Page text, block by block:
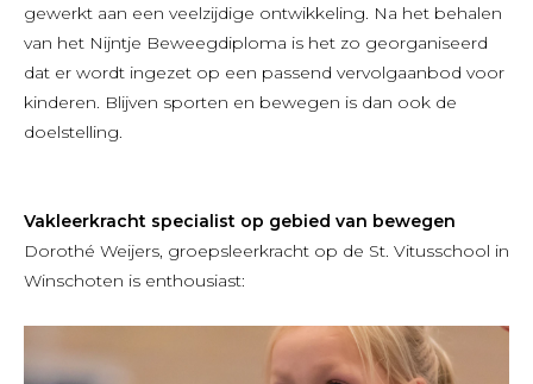
gewerkt aan een veelzijdige ontwikkeling. Na het behalen
van het Nijntje Beweegdiploma is het zo georganiseerd
dat er wordt ingezet op een passend vervolgaanbod voor
kinderen. Blijven sporten en bewegen is dan ook de
doelstelling.
Vakleerkracht specialist op gebied van bewegen
Dorothé Weijers, groepsleerkracht op de St. Vitusschool in
Winschoten is enthousiast: